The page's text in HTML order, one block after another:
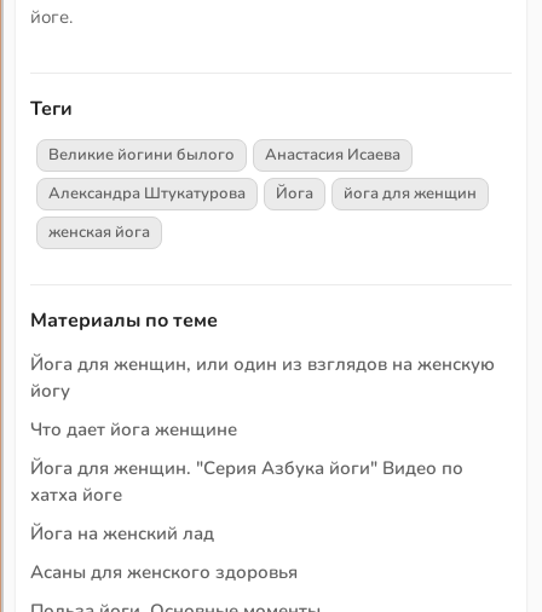
йоге.
Теги
Великие йогини былого
Анастасия Исаева
Александра Штукатурова
Йога
йога для женщин
женская йога
Материалы по теме
Йога для женщин, или один из взглядов на женскую
йогу
Что дает йога женщине
Йога для женщин. "Серия Азбука йоги" Видео по
хатха йоге
Йога на женский лад
Асаны для женского здоровья